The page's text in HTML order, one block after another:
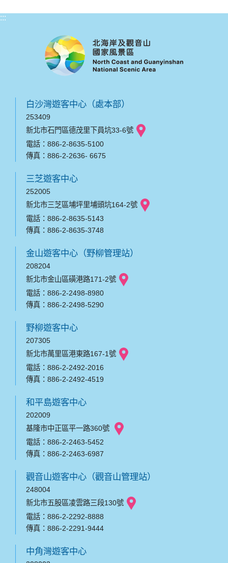
:::
白沙灣遊客中心（處本部）
253409
新北市石門區德茂里下員坑33-6號
電話：886-2-8635-5100
傳真：886-2-2636- 6675
三芝遊客中心
252005
新北市三芝區埔坪里埔頭坑164-2號
電話：886-2-8635-5143
傳真：886-2-8635-3748
金山遊客中心（野柳管理站）
208204
新北市金山區磺港路171-2號
電話：886-2-2498-8980
傳真：886-2-2498-5290
野柳遊客中心
207305
新北市萬里區港東路167-1號
電話：886-2-2492-2016
傳真：886-2-2492-4519
和平島遊客中心
202009
基隆市中正區平一路360號
電話：886-2-2463-5452
傳真：886-2-2463-6987
觀音山遊客中心（觀音山管理站）
248004
新北市五股區凌雲路三段130號
電話：886-2-2292-8888
傳真：886-2-2291-9444
中角灣遊客中心